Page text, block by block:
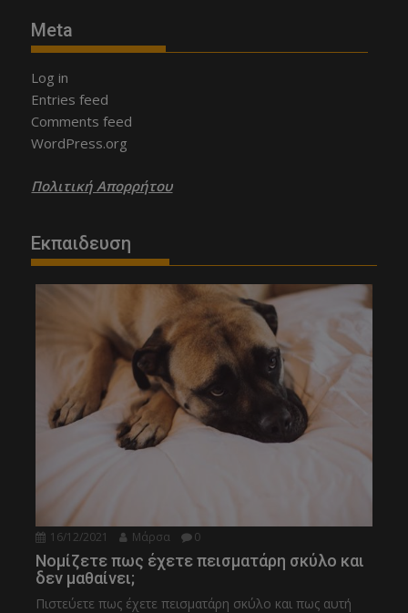
Meta
Log in
Entries feed
Comments feed
WordPress.org
Πολιτική Απορρήτου
Εκπαιδευση
16/12/2021 Μάρσα 0
Νομίζετε πως έχετε πεισματάρη σκύλο και
δεν μαθαίνει;
Πιστεύετε πως έχετε πεισματάρη σκύλο και πως αυτή